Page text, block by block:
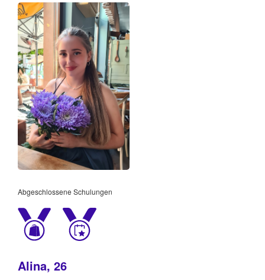
Abgeschlossene Schulungen
Alina, 26